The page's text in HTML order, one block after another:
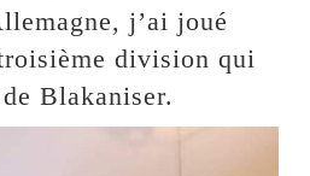
j’ai joué
division qui
Blakaniser.